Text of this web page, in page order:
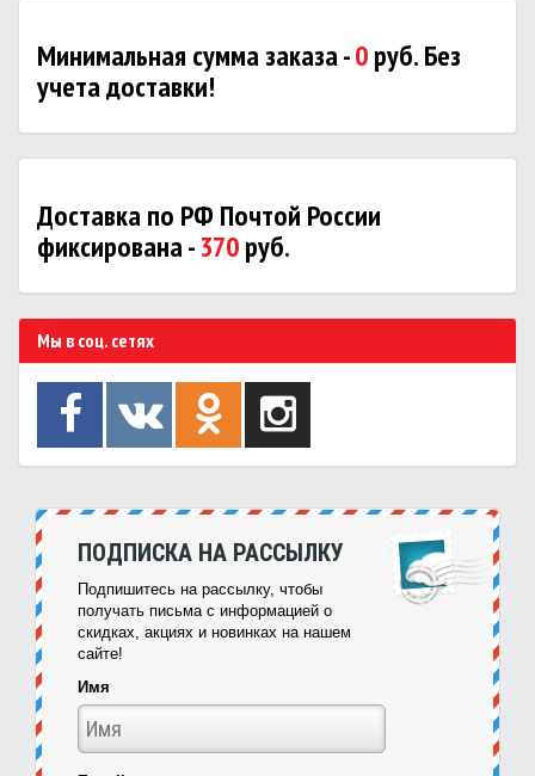
Минимальная сумма заказа -0руб. Без
учета доставки!
Доставка по РФ Почтой России
фиксирована -370руб.
Мы в соц. сетях
ПОДПИСКА НА РАССЫЛКУ
Подпишитесь на рассылку, чтобы
получать письма с информацией о
скидках, акциях и новинках на нашем
сайте!
Имя